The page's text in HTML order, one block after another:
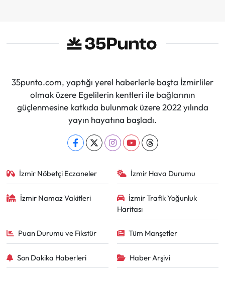
35punto.com, yaptığı yerel haberlerle başta İzmirliler
olmak üzere Egelilerin kentleri ile bağlarının
güçlenmesine katkıda bulunmak üzere 2022 yılında
yayın hayatına başladı.
İzmir Nöbetçi Eczaneler İzmir Hava Durumu
İzmir Namaz Vakitleri
İzmir Trafik Yoğunluk
Haritası
Puan Durumu ve Fikstür Tüm Manşetler
Son Dakika Haberleri Haber Arşivi